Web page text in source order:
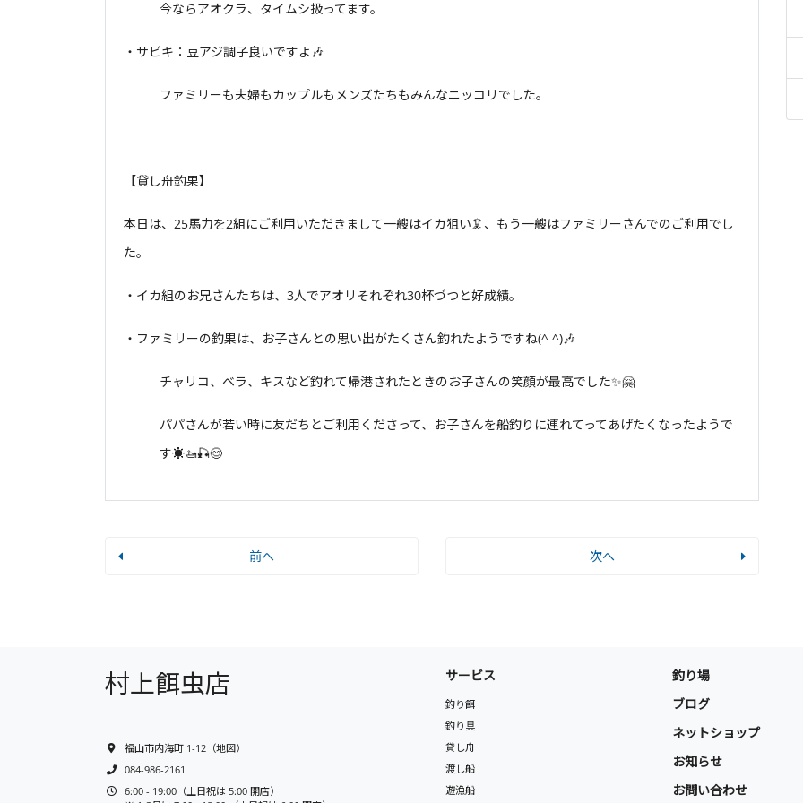
今ならアオクラ、タイムシ扱ってます。
・サビキ：豆アジ調子良いですよ🎶
ファミリーも夫婦もカップルもメンズたちもみんなニッコリでした。
【貸し舟釣果】
本日は、25馬力を2組にご利用いただきまして一艘はイカ狙い🦑、もう一艘はファミリーさんでのご利用でし
た。
・イカ組のお兄さんたちは、3人でアオリそれぞれ30杯づつと好成績。
・ファミリーの釣果は、お子さんとの思い出がたくさん釣れたようですね(^ ^)🎶
チャリコ、ベラ、キスなど釣れて帰港されたときのお子さんの笑顔が最高でした✨🤗
パパさんが若い時に友だちとご利用くださって、お子さんを船釣りに連れてってあげたくなったようで
す☀️🚤🎣😊
前へ 次へ
村上餌虫店
福山市内海町 1-12 （地図）
084-986-2161
6:00 - 19:00（土日祝は 5:00 開店）
サービス
釣り餌
釣り具
貸し舟
渡し船
遊漁船
釣り場
ブログ
ネットショップ
お知らせ
お問い合わせ